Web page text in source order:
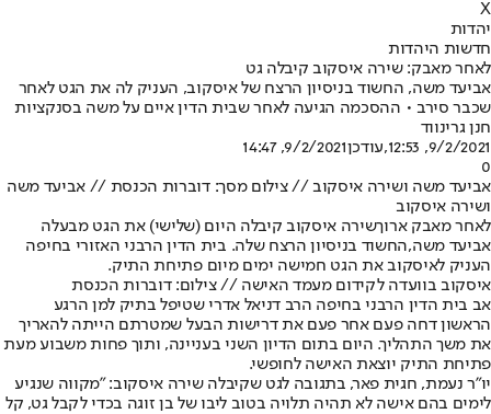
X
יהדות
חדשות היהדות
לאחר מאבק: שירה איסקוב קיבלה גט
אביעד משה, החשוד בניסיון הרצח של איסקוב, העניק לה את הגט לאחר
שכבר סירב • ההסכמה הגיעה לאחר שבית הדין איים על משה בסנקציות
חנן גרינווד
9/2/2021, 12:53
,עודכן9/2/2021, 14:47
0
אביעד משה ושירה איסקוב // צילום מסך: דוברות הכנסת // אביעד משה
ושירה איסקוב
לאחר מאבק ארוךשירה איסקוב קיבלה היום (שלישי) את הגט מבעלה
אביעד משה,החשוד בניסיון הרצח שלה. בית הדין הרבני האזורי בחיפה
העניק לאיסקוב את הגט חמישה ימים מיום פתיחת התיק.
איסקוב בוועדה לקידום מעמד האישה // צילום: דוברות הכנסת
אב בית הדין הרבני בחיפה הרב דניאל אדרי שטיפל בתיק למן הרגע
הראשון דחה פעם אחר פעם את דרישות הבעל שמטרתם הייתה להאריך
את משך התהליך. היום בתום הדיון השני בעניינה, ותוך פחות משבוע מעת
פתיחת התיק יוצאת האישה לחופשי.
יו"ר נעמת, חגית פאר, בתגובה לגט שקיבלה שירה איסקוב: ״מקווה שנגיע
לימים בהם אישה לא תהיה תלויה בטוב ליבו של בן זוגה בכדי לקבל גט, קל